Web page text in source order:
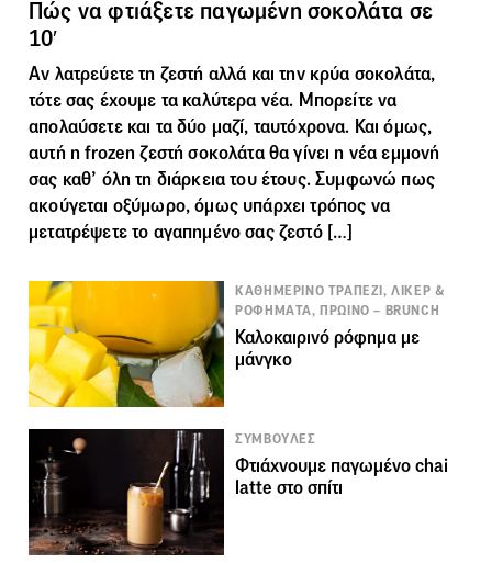
Πώς να φτιάξετε παγωμένη σοκολάτα σε
10′
Αν λατρεύετε τη ζεστή αλλά και την κρύα σοκολάτα,
τότε σας έχουμε τα καλύτερα νέα. Μπορείτε να
απολαύσετε και τα δύο μαζί, ταυτόχρονα. Και όμως,
αυτή η frozen ζεστή σοκολάτα θα γίνει η νέα εμμονή
σας καθ’ όλη τη διάρκεια του έτους. Συμφωνώ πως
ακούγεται οξύμωρο, όμως υπάρχει τρόπος να
μετατρέψετε το αγαπημένο σας ζεστό […]
ΚΑΘΗΜΕΡΙΝΟ ΤΡΑΠΕΖΙ, ΛΙΚΕΡ &
ΡΟΦΗΜΑΤΑ, ΠΡΩΙΝΟ – BRUNCH
Καλοκαιρινό ρόφημα με
μάνγκο
ΣΥΜΒΟΥΛΕΣ
Φτιάχνουμε παγωμένο chai
latte στο σπίτι